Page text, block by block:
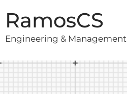
RamosCS
Engineering & Management